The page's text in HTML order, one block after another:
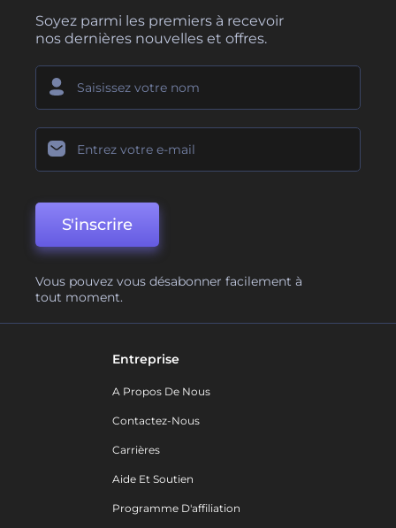
Soyez parmi les premiers à recevoir
nos dernières nouvelles et offres.
S'inscrire
Vous pouvez vous désabonner facilement à
tout moment.
Entreprise
A Propos De Nous
Contactez-Nous
Carrières
Aide Et Soutien
Programme D'affiliation